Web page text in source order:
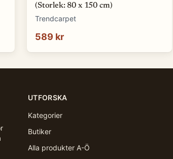
(Storlek: 80 x 150 cm)
Trendcarpet
589 kr
UTFORSKA
Kategorier
Butiker
Alla produkter A-Ö